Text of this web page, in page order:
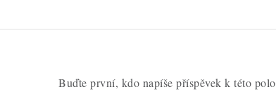
c
n
Buďte první, kdo napíše příspěvek k této